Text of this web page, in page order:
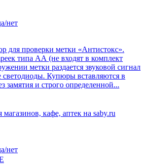
нет
для проверки метки «Антистокс».
типа АА (не входят в комплект
метки раздается звуковой сигнал
светодиоды. Купюры вставляются в
замятия и строго определенной...
нет